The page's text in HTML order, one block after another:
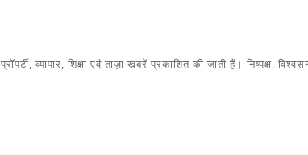
व्यापार, शिक्षा एवं ताज़ा खबरें प्रकाशित की जाती हैं। निष्पक्ष,